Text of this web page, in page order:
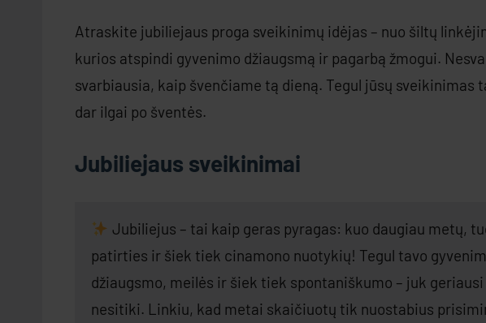
Atraskite jubiliejaus proga sveikinimų idėjas – nuo šiltų
kurios atspindi gyvenimo džiaugsmą ir pagarbą žmogui.
svarbiausia, kaip švenčiame tą dieną. Tegul jūsų
dar ilgai po šventės.
Jubiliejaus sveikinimai
Jubiliejus – tai kaip geras pyragas: kuo daugiau metų,
patirties ir šiek tiek cinamono nuotykių! Tegul tavo
džiaugsmo, meilės ir šiek tiek spontaniškumo – juk
nesitiki. Linkiu, kad metai skaičiuotų tik nuostabius